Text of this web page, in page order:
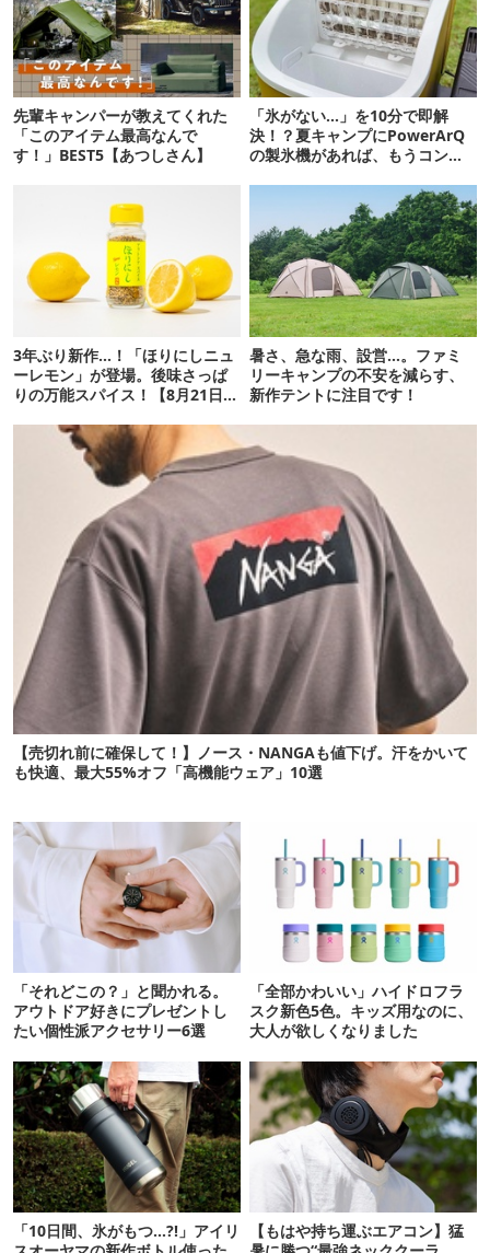
先輩キャンパーが教えてくれた
「このアイテム最高なんで
す！」BEST5【あつしさん】
「氷がない…」を10分で即解
決！？夏キャンプにPowerArQ
の製氷機があれば、もうコンビ
3年ぶり新作…！「ほりにしニュ
ーレモン」が登場。後味さっぱ
りの万能スパイス！【8月21日発
暑さ、急な雨、設営…。ファミ
リーキャンプの不安を減らす、
新作テントに注目です！
【売切れ前に確保して！】ノース・NANGAも値下げ。汗をかいて
も快適、最大55%オフ「高機能ウェア」10選
「それどこの？」と聞かれる。
アウトドア好きにプレゼントし
たい個性派アクセサリー6選
「全部かわいい」ハイドロフラ
スク新色5色。キッズ用なのに、
大人が欲しくなりました
「10日間、氷がもつ…?!」アイリ
【もはや持ち運ぶエアコン】猛